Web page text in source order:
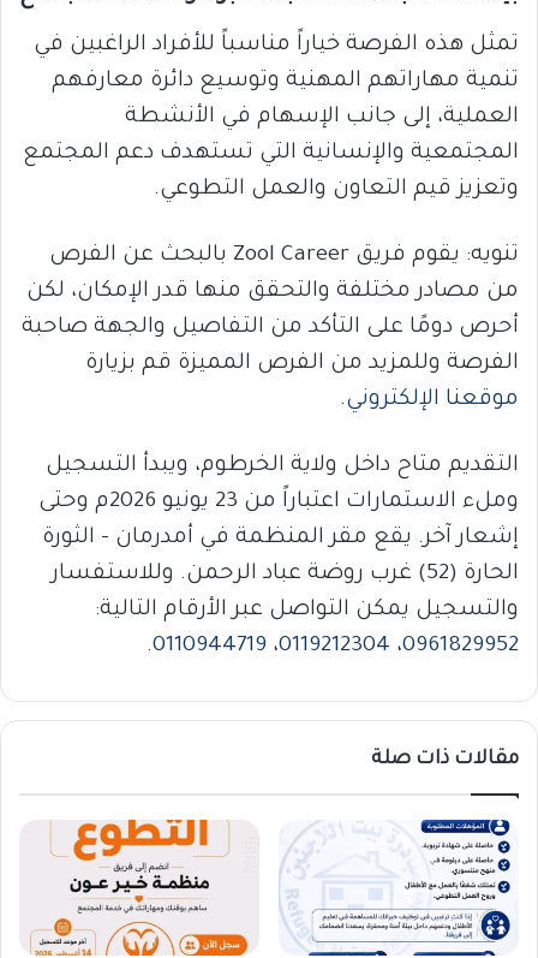
تمثل هذه الفرصة خياراً مناسباً للأفراد الراغبين في
تنمية مهاراتهم المهنية وتوسيع دائرة معارفهم
العملية، إلى جانب الإسهام في الأنشطة
المجتمعية والإنسانية التي تستهدف دعم المجتمع
وتعزيز قيم التعاون والعمل التطوعي.
تنويه: يقوم فريق Zool Career بالبحث عن الفرص
من مصادر مختلفة والتحقق منها قدر الإمكان، لكن
أحرص دومًا على التأكد من التفاصيل والجهة صاحبة
الفرصة وللمزيد من الفرص المميزة قم بزيارة
موقعنا الإلكتروني.
التقديم متاح داخل ولاية الخرطوم، ويبدأ التسجيل
وملء الاستمارات اعتباراً من 23 يونيو 2026م وحتى
إشعار آخر. يقع مقر المنظمة في أمدرمان – الثورة
الحارة (52) غرب روضة عباد الرحمن. وللاستفسار
والتسجيل يمكن التواصل عبر الأرقام التالية:
0961829952، 0119212304، 0110944719
.
مقالات ذات صلة